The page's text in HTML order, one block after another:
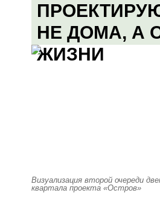
НЕ ДОМА, А
ЖИЗНИ
Визуализация второй очереди
квартала проекта «Остров»